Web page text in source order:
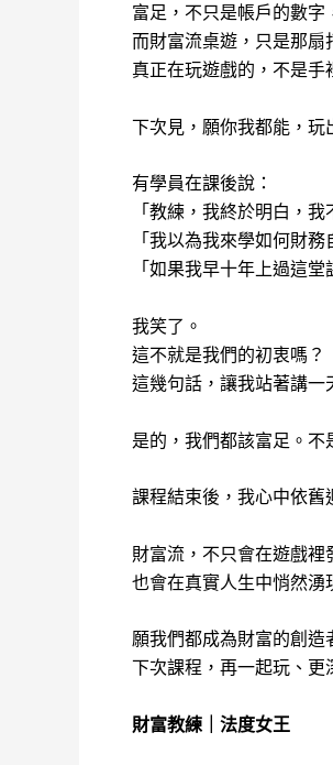
富足，不只是帳戶的數字
而財富流桌遊，只是那扇
真正在玩遊戲的，不是
下次見，願你我都能，玩
有學員在課後說：
「教練，我終於明白，
「我以為我來學如何財
「如果我早十年上過這
我笑了。
這不就是我們的初衷嗎？
這幾句話，讓我站著講一
是的，我們都該富足。
課程結束後，我心中依舊
財富流，不只會在遊戲裡
也會在真實人生中悄然湧
願我們都成為財富的創造
下次課程，再一起玩、更
財富教練｜法度女王